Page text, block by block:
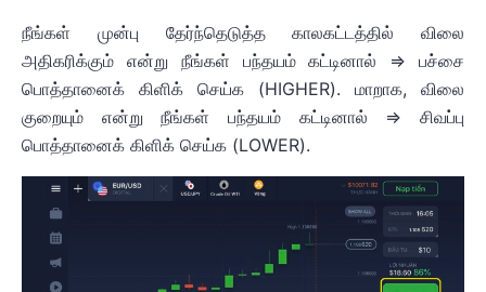
நீங்கள் முன்பு தேர்ந்தெடுத்த காலகட்டத்தில் விலை
அதிகரிக்கும் என்று நீங்கள் பந்தயம் கட்டினால் => பச்சை
பொத்தானைக் கிளிக் செய்க (HIGHER). மாறாக, விலை
குறையும் என்று நீங்கள் பந்தயம் கட்டினால் => சிவப்பு
பொத்தானைக் கிளிக் செய்க (LOWER).